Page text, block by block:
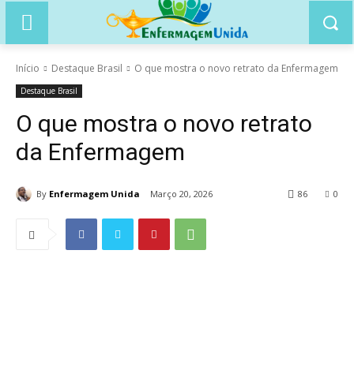
Início Destaque Brasil O que mostra o novo retrato da Enfermagem
Destaque Brasil
O que mostra o novo retrato
da Enfermagem
By Enfermagem Unida Março 20, 2026 0
86